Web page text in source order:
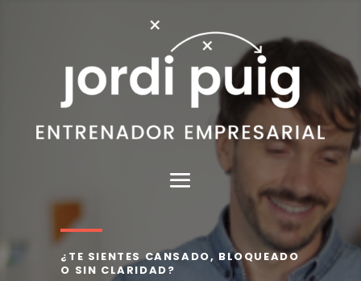
¿TE SIENTES CANSADO, BLOQUEADO
O SIN CLARIDAD?